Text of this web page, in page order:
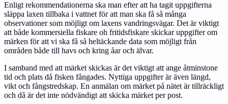
Enligt rekommendationerna ska man efter att ha tagit uppgifterna
släppa laxen tillbaka i vattnet för att man ska få så många
observationer som möjligt om laxens vandringsvägar. Det är viktigt
att både kommersiella fiskare oh fritidsfiskare skickar uppgifter om
märken för att vi ska få så heltäckande data som möjligt från
områden både till havs och kring åar och älvar.
I samband med att märket skickas är det viktigt att ange åtminstone
tid och plats då fisken fångades. Nyttiga uppgifter är även längd,
vikt och fångstredskap. En anmälan om märket på nätet är tillräckligt
och då är det inte nödvändigt att skicka märket per post.